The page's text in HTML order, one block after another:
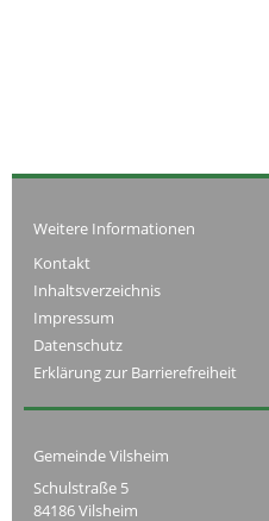
Weitere Informationen
Kontakt
Inhaltsverzeichnis
Impressum
Datenschutz
Erklärung zur Barrierefreiheit
Gemeinde Vilsheim
Schulstraße 5
84186 Vilsheim